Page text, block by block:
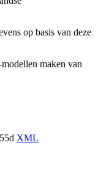
op basis van deze
maken van
XML